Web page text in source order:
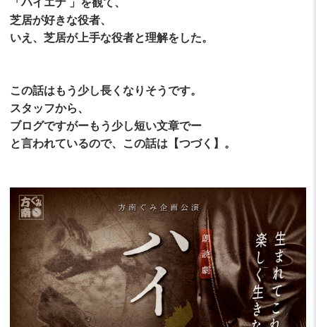
芝居が好きな役者、
いえ、芝居が上手な役者と理解をした。
この話はもう少し長くなりそうです。
スタッフから、
ブログですがーもう少し短い文章でー
と言われているので、この話は【つづく】。